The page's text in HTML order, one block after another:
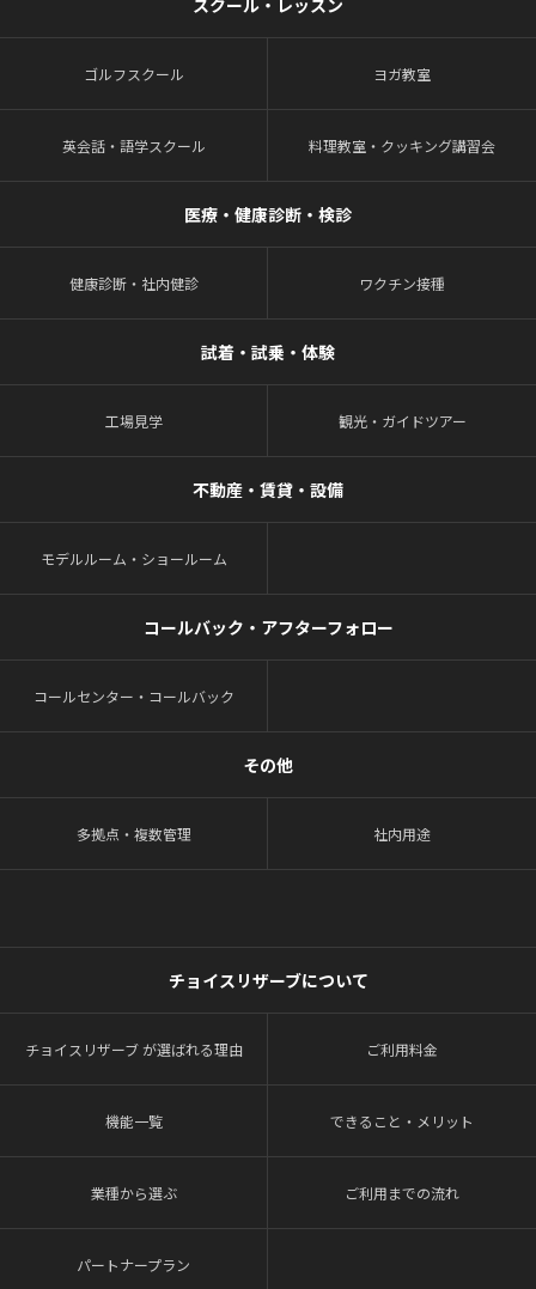
ゴルフスクール ヨガ教室
英会話・語学スクール 料理教室・クッキング講習会
医療・健康診断・検診
健康診断・社内健診 ワクチン接種
試着・試乗・体験
工場見学 観光・ガイドツアー
不動産・賃貸・設備
モデルルーム・ショールーム
コールバック・アフターフォロー
コールセンター・コールバック
その他
多拠点・複数管理 社内用途
チョイスリザーブについて
チョイスリザーブ が選ばれる理由 ご利用料金
機能一覧 できること・メリット
業種から選ぶ ご利用までの流れ
パートナープラン